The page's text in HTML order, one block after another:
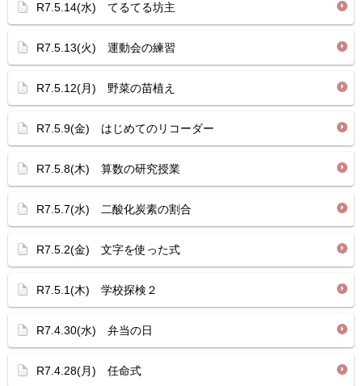
R7.5.14(水) てるてる坊主
R7.5.13(火) 運動会の練習
R7.5.12(月) 野菜の苗植え
R7.5.9(金) はじめてのリコーダー
R7.5.8(木) 算数の研究授業
R7.5.7(水) 二酸化炭素の割合
R7.5.2(金) 文字を使った式
R7.5.1(木) 学校探検２
R7.4.30(水) 弁当の日
R7.4.28(月) 任命式